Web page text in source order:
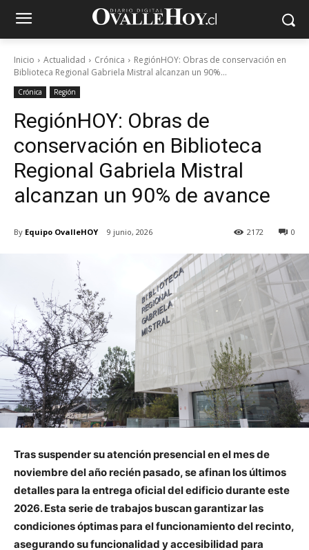
Inicio Actualidad Crónica
RegiónHOY: Obras de conservación en
Biblioteca Regional Gabriela Mistral alcanzan un 90%...
Crónica Región
RegiónHOY: Obras de
conservación en Biblioteca
Regional Gabriela Mistral
alcanzan un 90% de avance
By Equipo OvalleHOY 9 junio, 2026 0
2172
Tras suspender su atención presencial en el mes de
noviembre del año recién pasado, se afinan los últimos
detalles para la entrega oficial del edificio durante este
2026. Esta serie de trabajos buscan garantizar las
condiciones óptimas para el funcionamiento del recinto,
asegurando su funcionalidad y accesibilidad para